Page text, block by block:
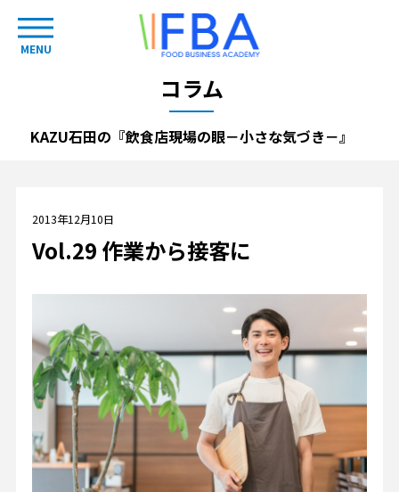
MENU
コラム
KAZU石田の『飲食店現場の眼－小さな気づき－』
2013年12月10日
Vol.29 作業から接客に